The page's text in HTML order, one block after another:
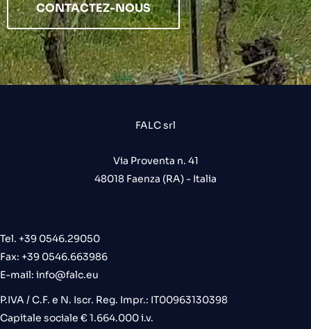
CONTACTEZ-NOUS
FALC srl
Via Proventa n. 41
48018 Faenza (RA) - Italia
Tel. +39 0546.29050
Fax: +39 0546.663986
E-mail: info@falc.eu
P.IVA / C.F. e N. Iscr. Reg. Impr.: IT00963130398
Capitale sociale € 1.664.000 i.v.